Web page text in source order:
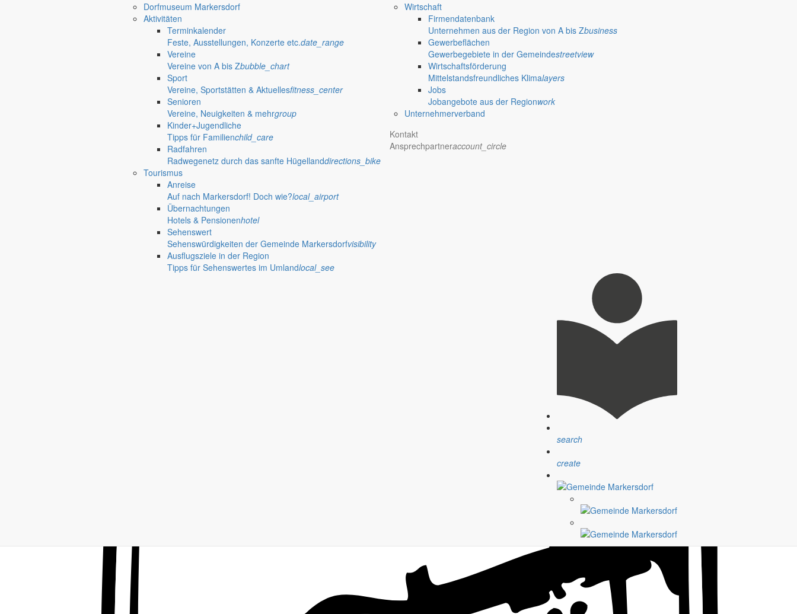
Dorfmuseum Markersdorf
Aktivitäten
Terminkalender
Feste, Ausstellungen, Konzerte etc.date_range
Vereine
Vereine von A bis Zbubble_chart
Sport
Vereine, Sportstätten & Aktuellesfitness_center
Senioren
Vereine, Neuigkeiten & mehrgroup
Kinder+Jugendliche
Tipps für Familienchild_care
Radfahren
Radwegenetz durch das sanfte Hügellanddirections_bike
Tourismus
Anreise
Auf nach Markersdorf! Doch wie?local_airport
Übernachtungen
Hotels & Pensionenhotel
Sehenswert
Sehenswürdigkeiten der Gemeinde Markersdorfvisibility
Ausflugsziele in der Region
Tipps für Sehenswertes im Umlandlocal_see
Wirtschaft
Firmendatenbank
Unternehmen aus der Region von A bis Zbusiness
Gewerbeflächen
Gewerbegebiete in der Gemeindestreetview
Wirtschaftsförderung
Mittelstandsfreundliches Klimalayers
Jobs
Jobangebote aus der Regionwork
Unternehmerverband
Kontakt
Ansprechpartneraccount_circle
search
create